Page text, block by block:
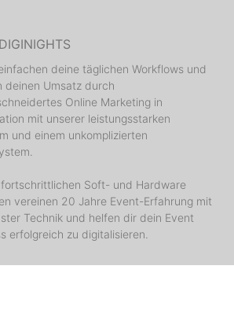
deine täglichen Workflows und
deinen Umsatz durch
Online Marketing in
mit unserer leistungsstarken
und einem unkomplizierten
fortschrittlichen Soft- und Hardware
vereinen 20 Jahre Event-Erfahrung mit
Technik und helfen dir dein Event
erfolgreich zu digitalisieren.
...